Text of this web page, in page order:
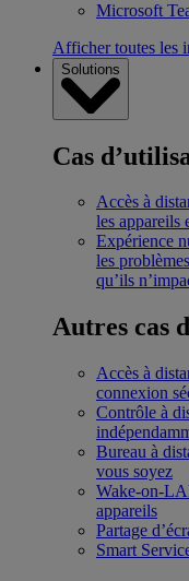
Microsoft
Afficher toutes les
Solutions
Cas
Accès à
les appareils
Expérience
les
qu’ils
Autres cas
Accès à
connexion
Contrôle à
Bureau à
vous soyez
Wake-on-
appareils
Partage
Smart